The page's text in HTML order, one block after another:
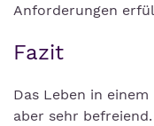
Anforderungen
Fazit
Das Leben in
aber sehr